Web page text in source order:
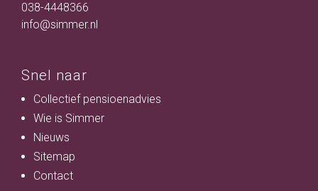
038-4448366
info@simmer.nl
Snel naar
Collectief pensioenadvies
Wie is Simmer
Nieuws
Sitemap
Contact